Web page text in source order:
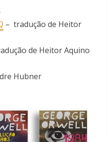
– tradução de Heitor
de Heitor Aquino
Hubner